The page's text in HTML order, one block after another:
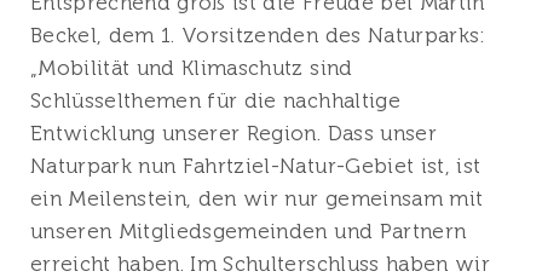
Beckel, dem 1. Vorsitzenden des Naturparks:
„Mobilität und Klimaschutz sind
Schlüsselthemen für die nachhaltige
Entwicklung unserer Region. Dass unser
Naturpark nun Fahrtziel-Natur-Gebiet ist, ist
ein Meilenstein, den wir nur gemeinsam mit
unseren Mitgliedsgemeinden und Partnern
erreicht haben. Im Schulterschluss haben wir